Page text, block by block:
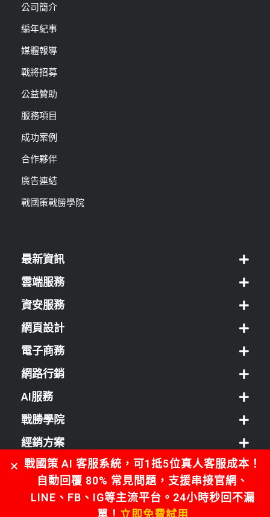
公司簡介
編年紀事
媒體報導
戰將招募
公益贊助
服務項目
成功案例
合作夥伴
廣告連結
戰國策戰勝學院
最新資訊
雲端服務
資安服務
網頁設計
電子商務
網路行銷
AI服務
戰勝學院
經銷方案
客服中心
戰國策 AI 客服系統，可1抵5位真人客服成本！
自動回覆 80% 常見問題，支援串接官網、
LINE、FB、IG等主流平台。24小時秒回不漏
單！ 立即免費試用